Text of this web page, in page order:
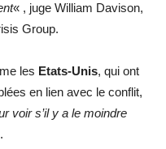
« , juge William Davison,
Group.
les Etats-Unis, qui ont
en lien avec le conflit,
voir s’il y a le moindre